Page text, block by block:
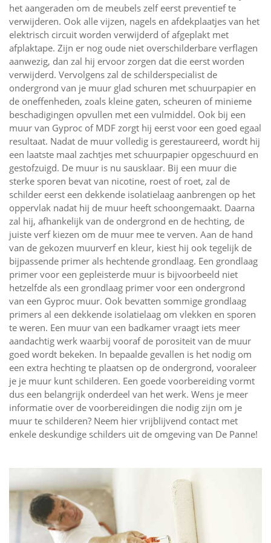
het aangeraden om de meubels zelf eerst preventief te
verwijderen. Ook alle vijzen, nagels en afdekplaatjes van het
elektrisch circuit worden verwijderd of afgeplakt met
afplaktape. Zijn er nog oude niet overschilderbare verflagen
aanwezig, dan zal hij ervoor zorgen dat die eerst worden
verwijderd. Vervolgens zal de schilderspecialist de
ondergrond van je muur glad schuren met schuurpapier en
de oneffenheden, zoals kleine gaten, scheuren of minieme
beschadigingen opvullen met een vulmiddel. Ook bij een
muur van Gyproc of MDF zorgt hij eerst voor een goed egaal
resultaat. Nadat de muur volledig is gerestaureerd, wordt hij
een laatste maal zachtjes met schuurpapier opgeschuurd en
gestofzuigd. De muur is nu sausklaar. Bij een muur die
sterke sporen bevat van nicotine, roest of roet, zal de
schilder eerst een dekkende isolatielaag aanbrengen op het
oppervlak nadat hij de muur heeft schoongemaakt. Daarna
zal hij, afhankelijk van de ondergrond en de hechting, de
juiste verf kiezen om de muur mee te verven. Aan de hand
van de gekozen muurverf en kleur, kiest hij ook tegelijk de
bijpassende primer als hechtende grondlaag. Een grondlaag
primer voor een gepleisterde muur is bijvoorbeeld niet
hetzelfde als een grondlaag primer voor een ondergrond
van een Gyproc muur. Ook bevatten sommige grondlaag
primers al een dekkende isolatielaag om vlekken en sporen
te weren. Een muur van een badkamer vraagt iets meer
aandachtig werk waarbij vooraf de porositeit van de muur
goed wordt bekeken. In bepaalde gevallen is het nodig om
een extra hechting te plaatsen op de ondergrond, vooraleer
je je muur kunt schilderen. Een goede voorbereiding vormt
dus een belangrijk onderdeel van het werk. Wens je meer
informatie over de voorbereidingen die nodig zijn om je
muur te schilderen? Neem hier vrijblijvend contact met
enkele deskundige schilders uit de omgeving van De Panne!